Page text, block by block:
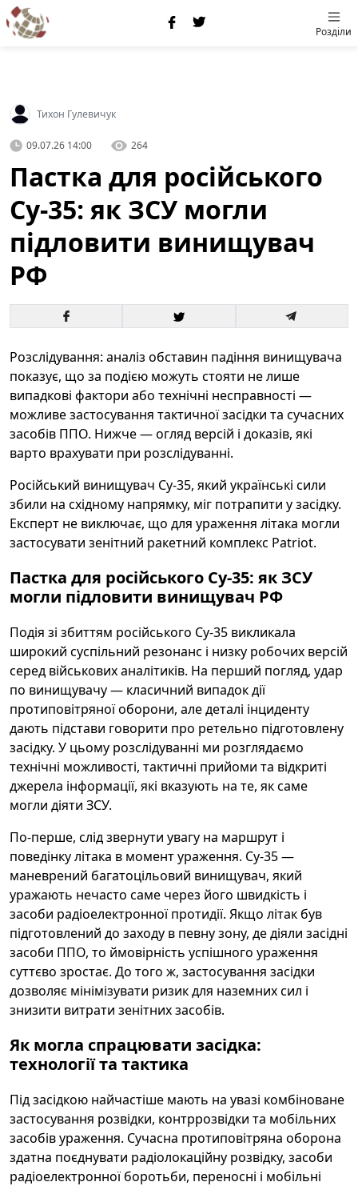
Розділи
Тихон Гулевичук
09.07.26 14:00 264
Пастка для російського
Су-35: як ЗСУ могли
підловити винищувач
РФ
Розслідування: аналіз обставин падіння винищувача
показує, що за подією можуть стояти не лише
випадкові фактори або технічні несправності —
можливе застосування тактичної засідки та сучасних
засобів ППО. Нижче — огляд версій і доказів, які
варто врахувати при розслідуванні.
Російський винищувач Су-35, який українські сили
збили на східному напрямку, міг потрапити у засідку.
Експерт не виключає, що для ураження літака могли
застосувати зенітний ракетний комплекс Patriot.
Пастка для російського Су-35: як ЗСУ
могли підловити винищувач РФ
Подія зі збиттям російського Су-35 викликала
широкий суспільний резонанс і низку робочих версій
серед військових аналітиків. На перший погляд, удар
по винищувачу — класичний випадок дії
протиповітряної оборони, але деталі інциденту
дають підстави говорити про ретельно підготовлену
засідку. У цьому розслідуванні ми розглядаємо
технічні можливості, тактичні прийоми та відкриті
джерела інформації, які вказують на те, як саме
могли діяти ЗСУ.
По-перше, слід звернути увагу на маршрут і
поведінку літака в момент ураження. Су-35 —
маневрений багатоцільовий винищувач, який
уражають нечасто саме через його швидкість і
засоби радіоелектронної протидії. Якщо літак був
підготовлений до заходу в певну зону, де діяли засідні
засоби ППО, то ймовірність успішного ураження
суттєво зростає. До того ж, застосування засідки
дозволяє мінімізувати ризик для наземних сил і
знизити витрати зенітних засобів.
Як могла спрацювати засідка:
технології та тактика
Під засідкою найчастіше мають на увазі комбіноване
застосування розвідки, контррозвідки та мобільних
засобів ураження. Сучасна протиповітряна оборона
здатна поєднувати радіолокаційну розвідку, засоби
радіоелектронної боротьби, переносні і мобільні